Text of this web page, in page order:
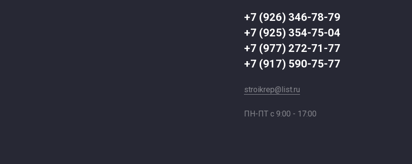
+7 (926) 346-78-79
+7 (925) 354-75-04
+7 (977) 272-71-77
+7 (917) 590-75-77
stroikrep@list.ru
ПН-ПТ с 9:00 - 17:00